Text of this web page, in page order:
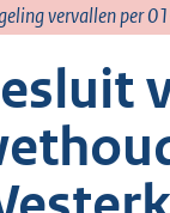
vervallen per